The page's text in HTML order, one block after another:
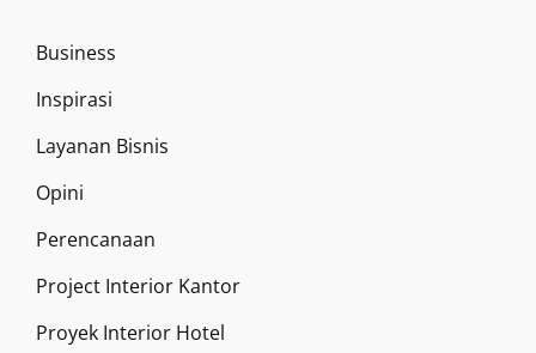
Business
Inspirasi
Layanan Bisnis
Opini
Perencanaan
Project Interior Kantor
Proyek Interior Hotel